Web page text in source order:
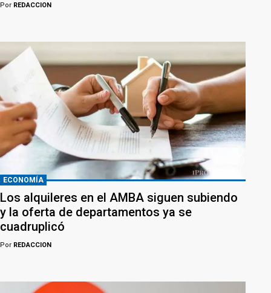
Por REDACCION
ECONOMÍA
Los alquileres en el AMBA siguen subiendo
y la oferta de departamentos ya se
cuadruplicó
Por REDACCION